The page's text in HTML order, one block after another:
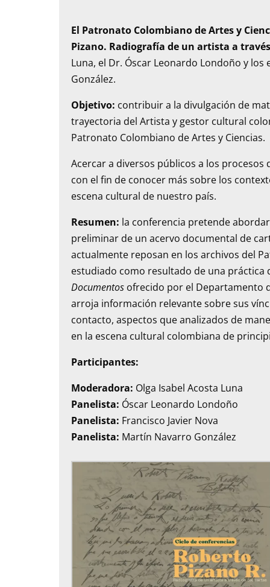
El Patronato Colombiano de Artes y
Pizano. Radiografía de un artista a
Luna, el Dr. Óscar Leonardo Londoño y
González.
Objetivo: contribuir a la divulgación de
trayectoria del Artista y gestor cultural
Patronato Colombiano de Artes y Ciencias.
Acercar a diversos públicos a los
con el fin de conocer más sobre los
escena cultural de nuestro país.
Resumen: la conferencia pretende
preliminar de un acervo documental de
actualmente reposan en los archivos del
estudiado como resultado de una
Documentos ofrecido por el Departamento
arroja información relevante sobre sus
contacto, aspectos que analizados de
en la escena cultural colombiana de
Participantes:
Moderadora: Olga Isabel Acosta Luna
Panelista: Óscar Leonardo Londoño
Panelista: Francisco Javier Nova
Panelista: Martín Navarro González